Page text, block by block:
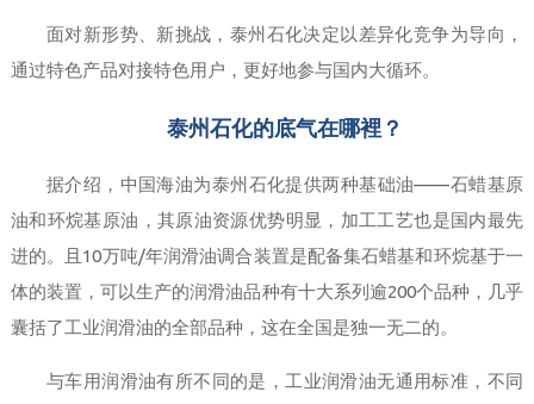
面对新形势、新挑战，泰州石化决定以差异化竞争为导向，
通过特色产品对接特色用户，更好地参与国内大循环。
泰州石化的底气在哪裡？
据介绍，中国海油为泰州石化提供两种基础油——石蜡基原
油和环烷基原油，其原油资源优势明显，加工工艺也是国内最先
进的。且10万吨/年润滑油调合装置是配备集石蜡基和环烷基于一
体的装置，可以生产的润滑油品种有十大系列逾200个品种，几乎
囊括了工业润滑油的全部品种，这在全国是独一无二的。
与车用润滑油有所不同的是，工业润滑油无通用标准，不同